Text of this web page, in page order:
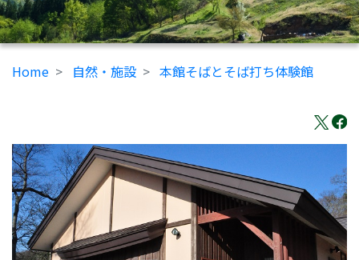
Home 自然・施設 本館そばとそば打ち体験館